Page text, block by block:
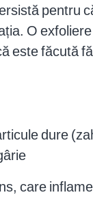
pentru
O
este făcută
dure
care